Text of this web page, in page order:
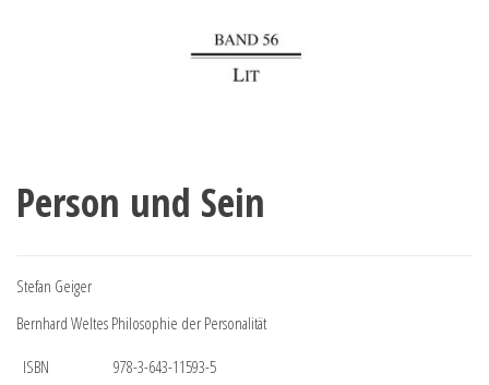
Person und Sein
Stefan Geiger
Bernhard Weltes Philosophie der Personalität
ISBN
978-3-643-11593-5